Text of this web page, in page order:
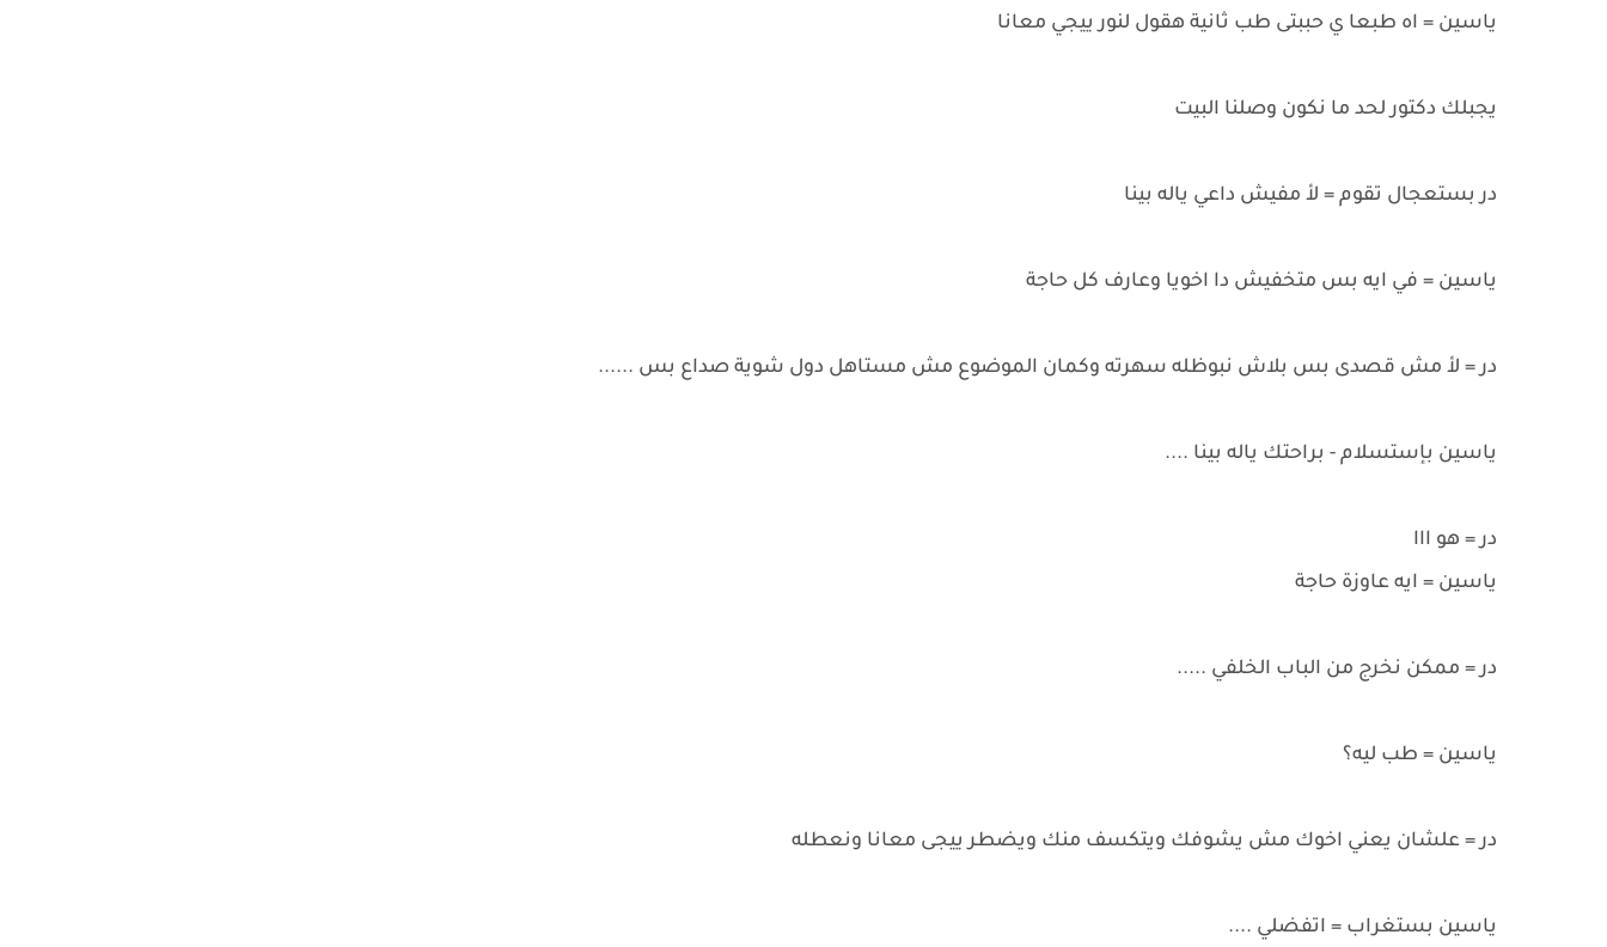
ياسين = اه طبعا ي حببتى طب ثانية هقول لنور ييجي معانا
يجبلك دكتور لحد ما نكون وصلنا البيت
در بستعجال تقوم = لأ مفيش داعي ياله بينا
ياسين = في ايه بس متخفيش دا اخويا وعارف كل حاجة
در = لأ مش قصدى بس بلاش نبوظله سهرته وكمان الموضوع مش مستاهل دول شوية صداع بس ......
ياسين بإستسلام - براحتك ياله بينا ....
در = هو ااا
ياسين = ايه عاوزة حاجة
در = ممكن نخرج من الباب الخلفي .....
ياسين = طب ليه؟
در = علشان يعني اخوك مش يشوفك ويتكسف منك ويضطر ييجى معانا ونعطله
ياسين بستغراب = اتفضلي ....